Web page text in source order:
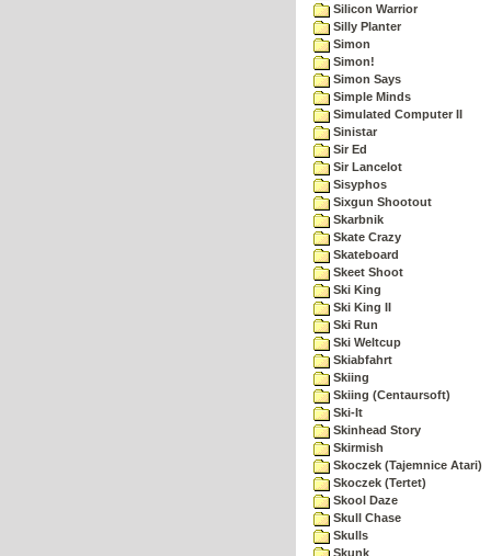
Silicon Warrior
Silly Planter
Simon
Simon!
Simon Says
Simple Minds
Simulated Computer II
Sinistar
Sir Ed
Sir Lancelot
Sisyphos
Sixgun Shootout
Skarbnik
Skate Crazy
Skateboard
Skeet Shoot
Ski King
Ski King II
Ski Run
Ski Weltcup
Skiabfahrt
Skiing
Skiing (Centaursoft)
Ski-It
Skinhead Story
Skirmish
Skoczek (Tajemnice Atari)
Skoczek (Tertet)
Skool Daze
Skull Chase
Skulls
Skunk